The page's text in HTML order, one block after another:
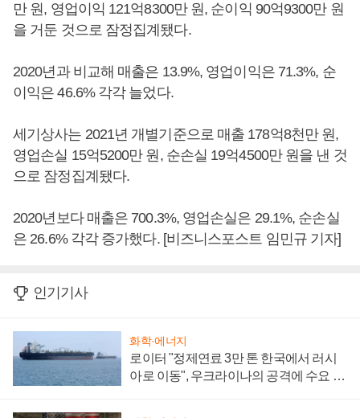
만 원, 영업이익 121억8300만 원, 순이익 90억9300만 원
을 거둔 것으로 잠정집계됐다.
2020년과 비교해 매출은 13.9%, 영업이익은 71.3%, 순
이익은 46.6% 각각 늘었다.
세기상사는 2021년 개별기준으로 매출 178억8천만 원,
영업손실 15억5200만 원, 순손실 19억4500만 원을 낸 것
으로 잠정집계됐다.
2020년보다 매출은 700.3%, 영업손실은 29.1%, 순손실
은 26.6% 각각 증가했다. [비즈니스포스트 임민규 기자]
인기기사
화학·에너지
로이터 "정제연료 3만 톤 한국에서 러시
아로 이동", 우크라이나의 공격에 수요 늘